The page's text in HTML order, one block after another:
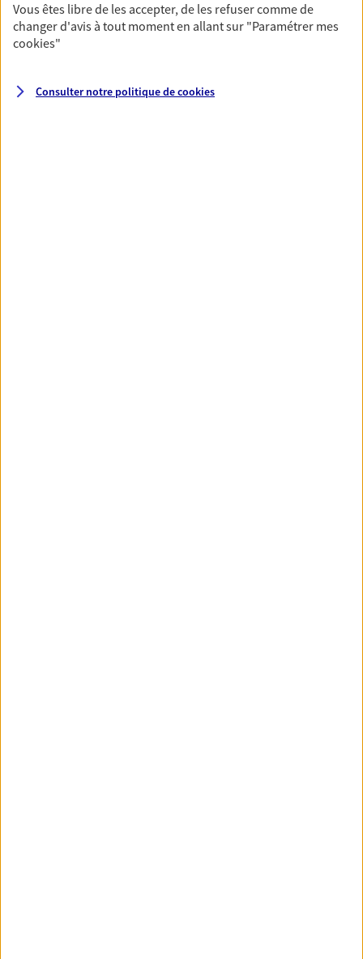
Découvrir l'offre Multirisque Entreprise
Vous êtes libre de les accepter, de les refuser comme de
changer d'avis à tout moment en allant sur "Paramétrer mes
cookies"
Consulter notre politique decookies